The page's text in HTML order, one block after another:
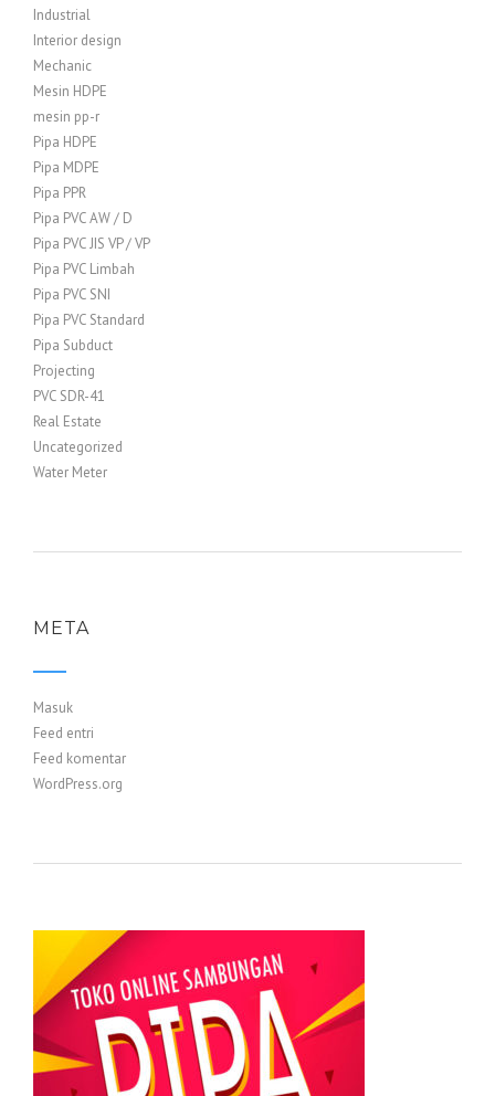
Industrial
Interior design
Mechanic
Mesin HDPE
mesin pp-r
Pipa HDPE
Pipa MDPE
Pipa PPR
Pipa PVC AW / D
Pipa PVC JIS VP / VP
Pipa PVC Limbah
Pipa PVC SNI
Pipa PVC Standard
Pipa Subduct
Projecting
PVC SDR-41
Real Estate
Uncategorized
Water Meter
META
Masuk
Feed entri
Feed komentar
WordPress.org